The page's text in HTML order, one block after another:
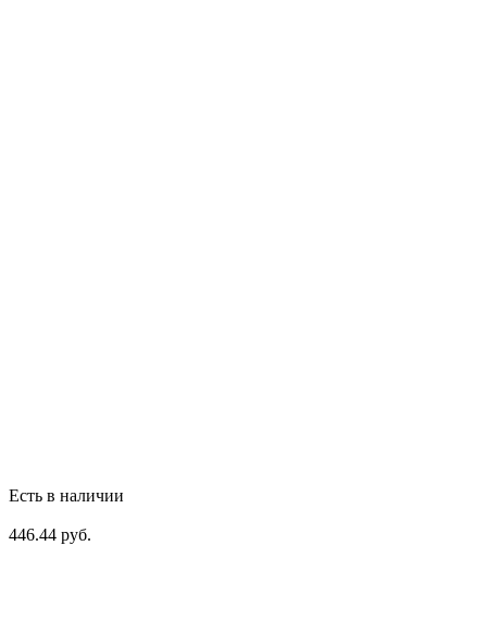
Есть в наличии
446.44 руб.